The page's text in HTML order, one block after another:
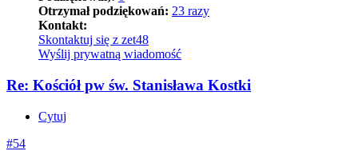
Otrzymał podziękowań: 23 razy
Kontakt:
Skontaktuj się z zet48
Wyślij prywatną wiadomość
Re: Kościół pw św. Stanisława Kostki
Cytuj
#54